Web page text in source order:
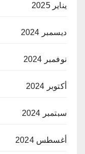
يناير 2025
ديسمبر 2024
نوفمبر 2024
أكتوبر 2024
سبتمبر 2024
أغسطس 2024